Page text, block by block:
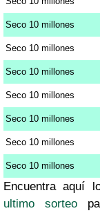
Seco 10 millones
Seco 10 millones
Seco 10 millones
Seco 10 millones
Seco 10 millones
Seco 10 millones
Seco 10 millones
Encuentra aquí
ultimo sorteo